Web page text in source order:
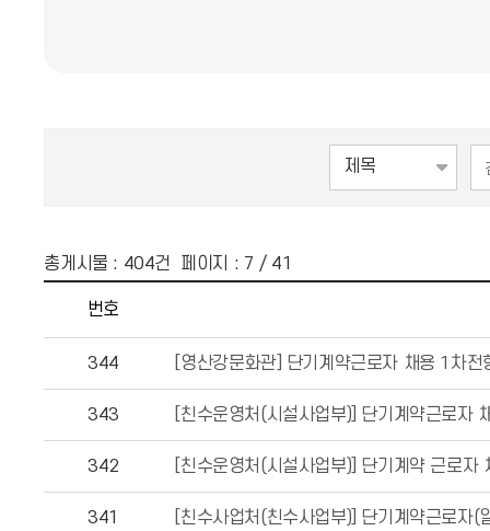
총게시물 : 404건 페이지 : 7 / 41
번호
344 [영산강문화관] 단기계약근로자 채용 1차
343 [친수운영처(시설사업부)] 단기계약근로자
342 [친수운영처(시설사업부)] 단기계약 근로
341 [친수사업처(친수사업부)] 단기계약근로자(